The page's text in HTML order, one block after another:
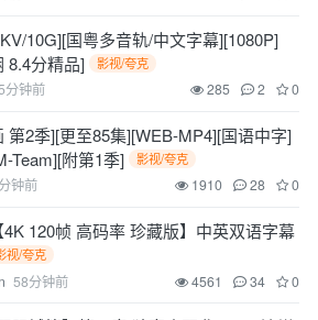
10G][国粤多音轨/中文字幕][1080P]
8.4分精品]
影视/夸克
分钟前 285 2 0
第2季][更至85集][WEB-MP4][国语中字]
Team][附第1季]
影视/夸克
钟前 1910 28 0
120帧 高码率 珍藏版】中英双语字幕
视/夸克
58分钟前 4561 34 0